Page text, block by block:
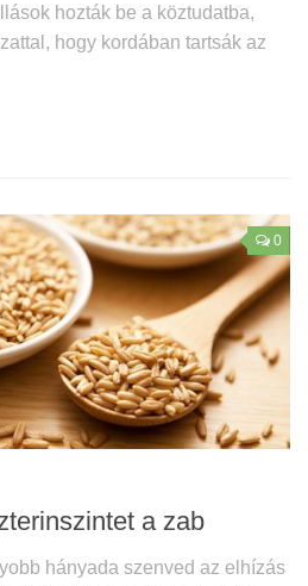
hozták be a köztudatba,
hogy kordában tartsák az
0
a zab
hányada szenved az elhízás